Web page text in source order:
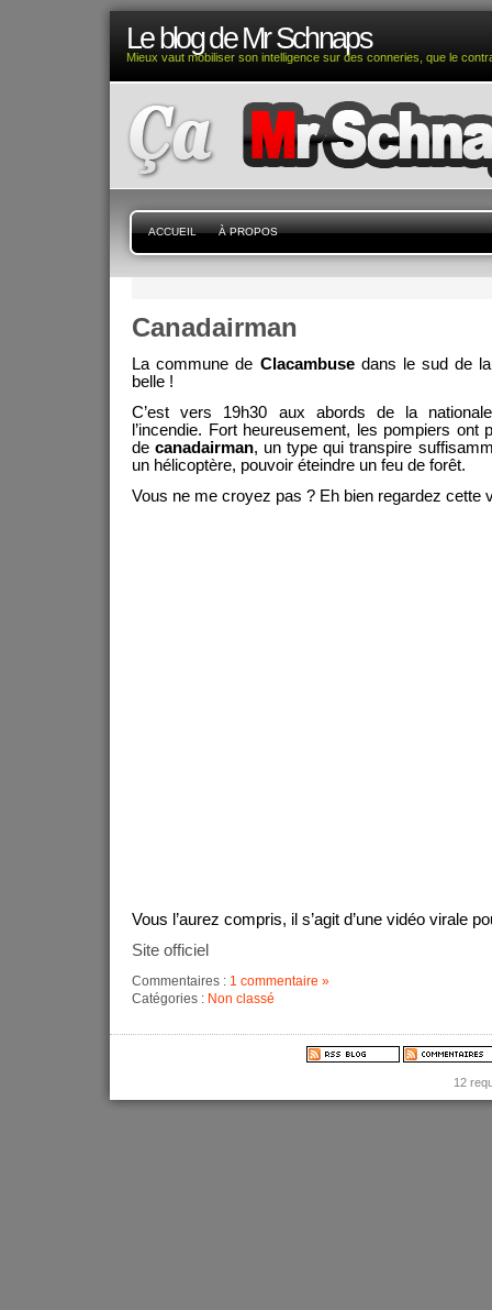
Le blog de Mr Schnaps
Mieux vaut mobiliser son intelligence sur des conneries, que le
ACCUEIL À PROPOS
Canadairman
La commune de Clacambusedans le sud de la
belle !
C’est vers 19h30 aux abords de la
l’incendie. Fort heureusement, les pompiers ont
decanadairman, un type qui transpire
un hélicoptère, pouvoir éteindre un feu de forêt.
Vous ne me croyez pas ? Eh bien regardez cette
Vous l’aurez compris, il s’agit d’une vidéo virale
Site officiel
Commentaires : 1 commentaire »
Catégories : Non classé
12